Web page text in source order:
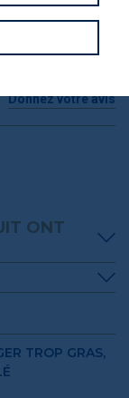
Donnez votre avis
ONT
TROP GRAS,